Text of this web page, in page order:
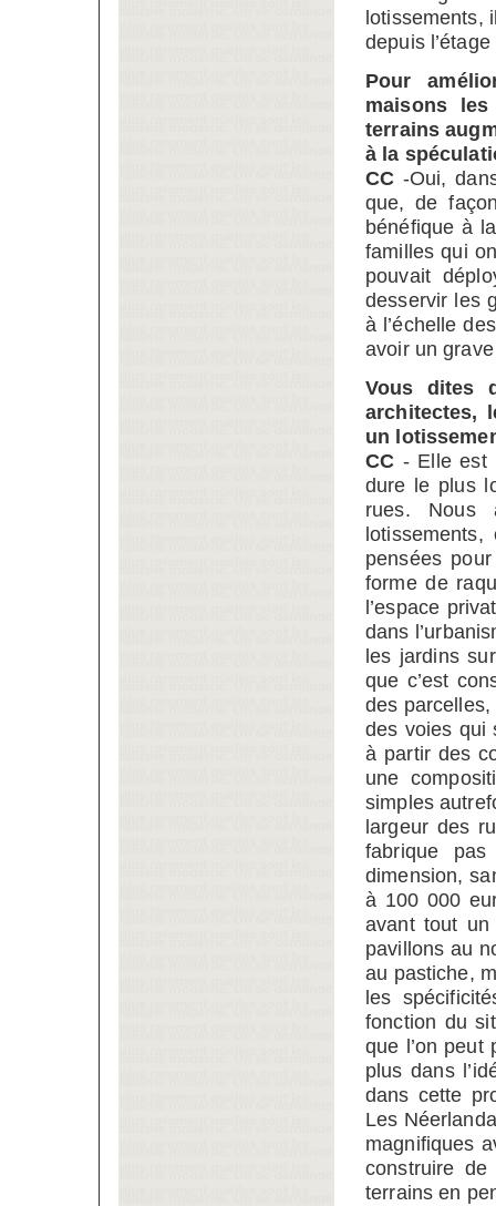
lotissements,
depuis
Pour
maisons
terrains
à la
CC -Oui,
que, de
bénéfique à
familles qui
pouvait
desservir les
à l’échelle
avoir un
Vous dites
architectes,
un
CC - Elle est
dure le plus
rues. Nous
pensées
forme de
l’espace
dans
les jardins
que c’est
des
des voies qui
à partir des
une
simples
largeur des
fabrique
dimension,
à 100 000
avant tout un
pavillons au
au pastiche,
les
fonction du
que l’on peut
plus dans
dans cette
Les
magnifiques
construire
terrains en